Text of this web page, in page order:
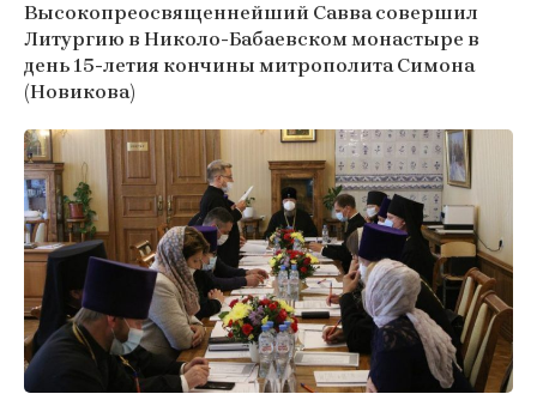
Высокопреосвященнейший Савва совершил
Литургию в Николо-Бабаевском монастыре в
день 15-летия кончины митрополита Симона
(Новикова)